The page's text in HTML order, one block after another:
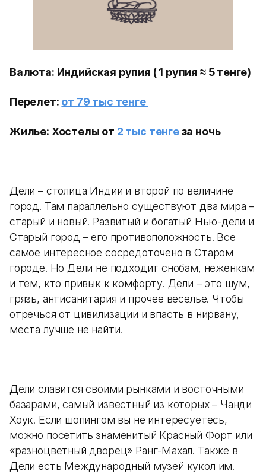
Валюта: Индийская рупия ( 1 рупия ≈ 5 тенге)
Перелет: от 79 тыс тенге
Жилье: Хостелы от 2 тыс тенгеза ночь
Дели – столица Индии и второй по величине
город. Там параллельно существуют два мира –
старый и новый. Развитый и богатый Нью-дели и
Старый город – его противоположность. Все
самое интересное сосредоточено в Старом
городе. Но Дели не подходит снобам, неженкам
и тем, кто привык к комфорту. Дели – это шум,
грязь, антисанитария и прочее веселье. Чтобы
отречься от цивилизации и впасть в нирвану,
места лучше не найти.
Дели славится своими рынками и восточными
базарами, самый известный из которых – Чанди
Хоук. Если шопингом вы не интересуетесь,
можно посетить знаменитый Красный Форт или
«разноцветный дворец» Ранг-Махал. Также в
Дели есть Международный музей кукол им.